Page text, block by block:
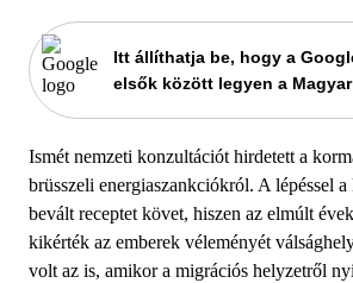
Itt állíthatja be, hogy a
elsők között legyen a Magyar
Ismét nemzeti konzultációt hirdetett a
brüsszeli energiaszankciókról. A lépéssel
bevált receptet követ, hiszen az elmúlt
kikérték az emberek véleményét
volt az is, amikor a migrációs helyzetről